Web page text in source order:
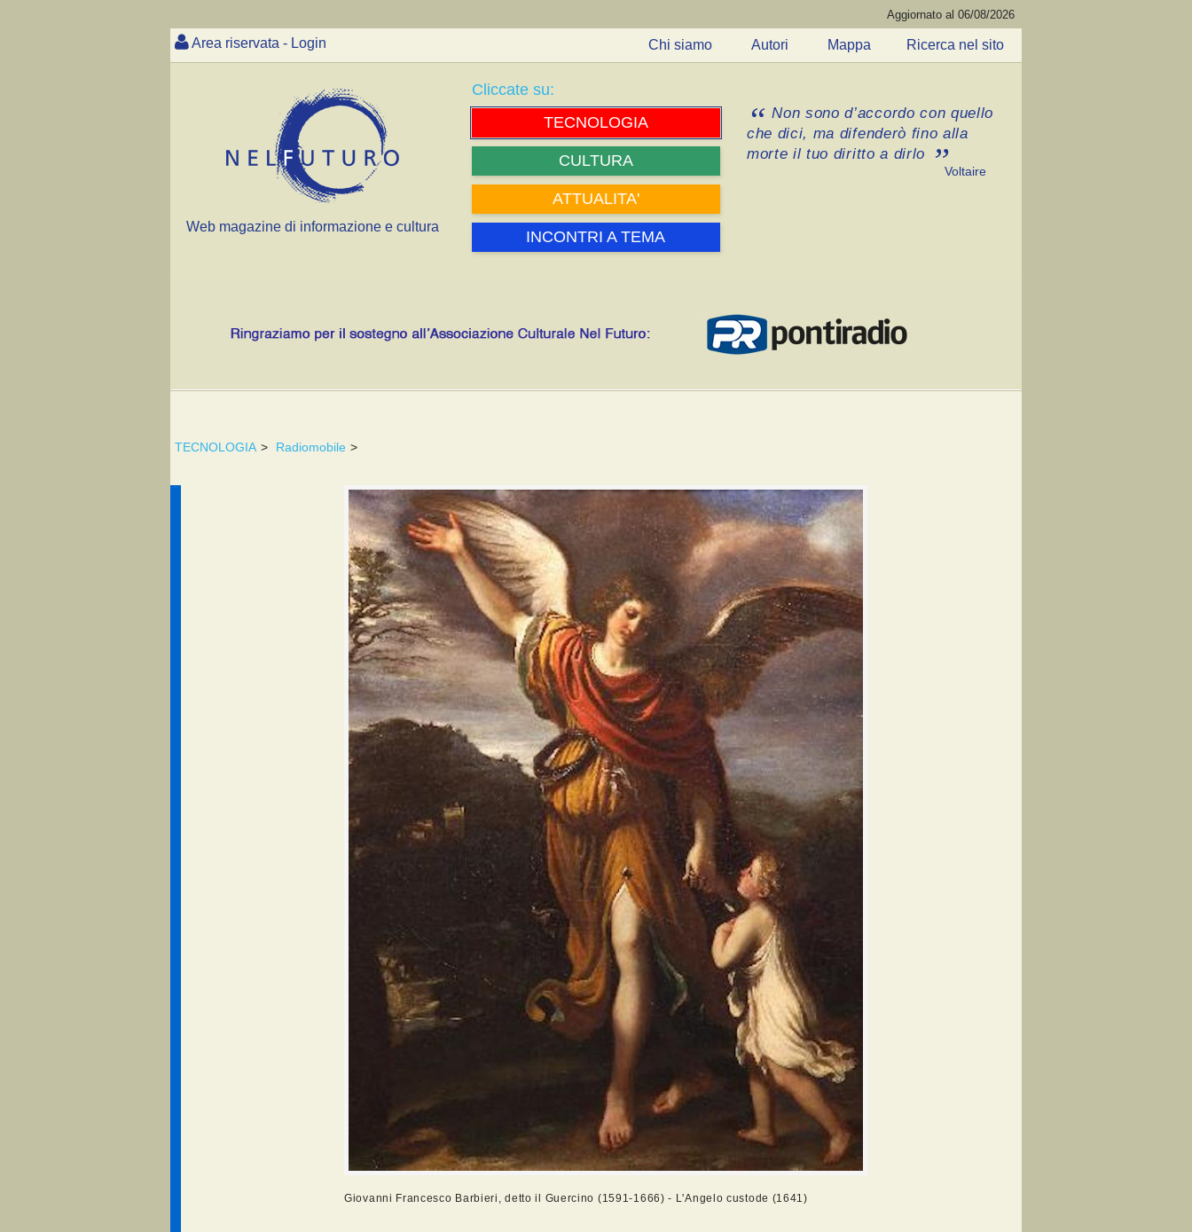
Aggiornato al 06/08/2026
Area riservata - Login Chi siamo Autori Mappa Ricerca nel sito
Web magazine di informazione e cultura
Cliccate su:
TECNOLOGIA
CULTURA
ATTUALITA'
INCONTRI A TEMA
Non sono d’accordo con quello
che dici, ma difenderò fino alla
morte il tuo diritto a dirlo
Voltaire
TECNOLOGIA > Radiomobile >
Giovanni Francesco Barbieri, detto il Guercino (1591-1666) - L'Angelo custode (1641)